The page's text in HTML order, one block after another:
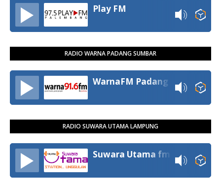
Play FM
RADIO WARNA PADANG SUMBAR
WarnaFM Padang
RADIO SUWARA UTAMA LAMPUNG
Suwara Utama fm